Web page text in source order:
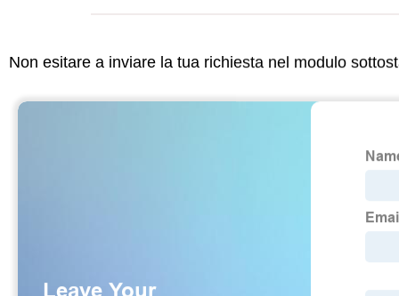
Non esitare a inviare la tua richiesta nel modulo